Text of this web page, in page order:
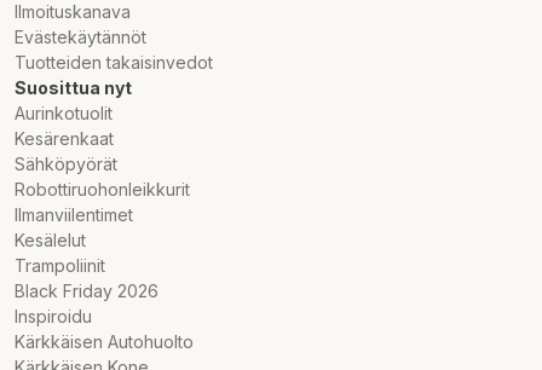
Ilmoituskanava
Evästekäytännöt
Tuotteiden takaisinvedot
Suosittua nyt
Aurinkotuolit
Kesärenkaat
Sähköpyörät
Robottiruohonleikkurit
Ilmanviilentimet
Kesälelut
Trampoliinit
Black Friday 2026
Inspiroidu
Kärkkäisen Autohuolto